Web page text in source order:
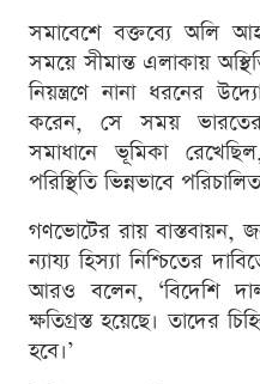
সমাবেশে বক্তব্যে অলি
সময়ে সীমান্ত এলাকায়
নিয়ন্ত্রণে নানা ধরনের
করেন, সে সময় ভারতের
সমাধানে ভূমিকা
পরিস্থিতি ভিন্নভাবে
গণভোটের রায় বাস্তবায়ন,
ন্যায্য হিস্যা নিশ্চিতের
আরও বলেন, ‘বিদেশি
ক্ষতিগ্রস্ত হয়েছে। তাদের
হবে।’